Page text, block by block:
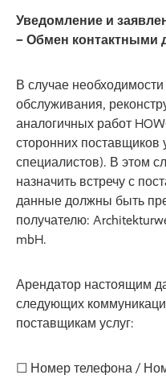
Уведомление и
– Обмен контактными
В случае
обслуживания,
аналогичных работ
сторонних поставщиков
специалистов). В этом
назначить встречу с
данные должны быть
получателю:
mbH.
Арендатор настоящим
следующих
поставщикам услуг:
☐ Номер телефона /